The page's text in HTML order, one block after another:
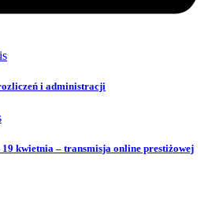
i administracji
kwietnia – transmisja online prestiżowej